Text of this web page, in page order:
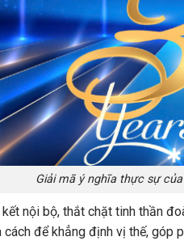
Giải mã ý nghĩa thực sự
nội bộ, thắt chặt tinh thần
để khẳng định vị thế, góp